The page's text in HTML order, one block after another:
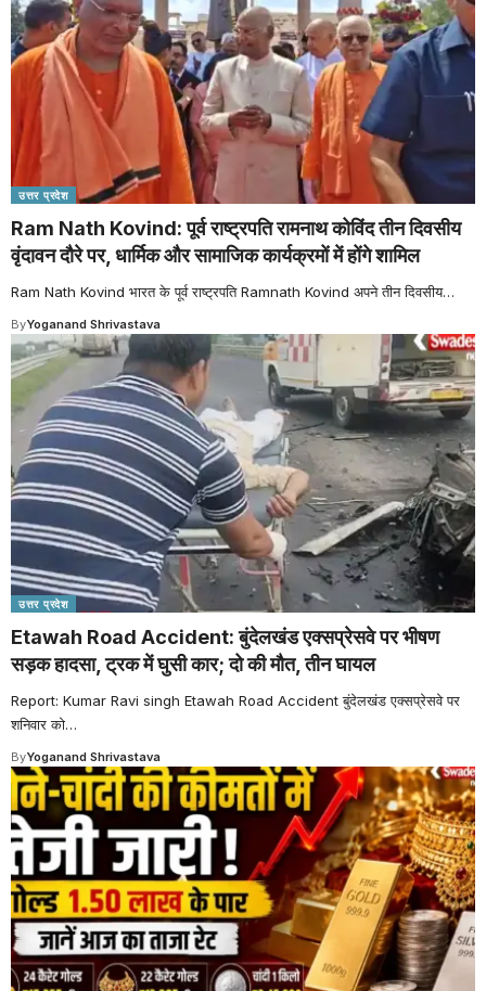
उत्तर प्रदेश
Ram Nath Kovind: पूर्व राष्ट्रपति रामनाथ कोविंद तीन दिवसीय
वृंदावन दौरे पर, धार्मिक और सामाजिक कार्यक्रमों में होंगे शामिल
Ram Nath Kovind भारत के पूर्व राष्ट्रपति Ramnath Kovind अपने तीन दिवसीय…
ByYoganand Shrivastava
उत्तर प्रदेश
Etawah Road Accident: बुंदेलखंड एक्सप्रेसवे पर भीषण
सड़क हादसा, ट्रक में घुसी कार; दो की मौत, तीन घायल
Report: Kumar Ravi singh Etawah Road Accident बुंदेलखंड एक्सप्रेसवे पर
शनिवार को…
ByYoganand Shrivastava